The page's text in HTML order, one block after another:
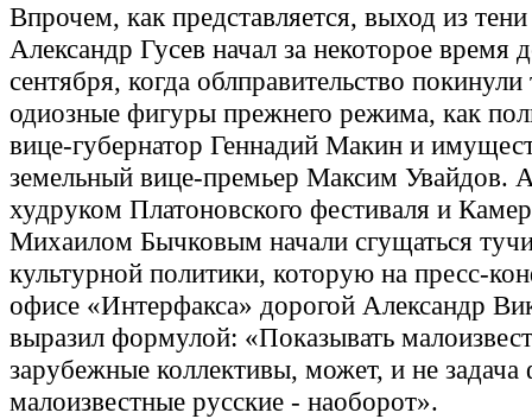
Впрочем, как представляется, выход из
Александр Гусев начал за некоторое время
сентября, когда облправительство покинули
одиозные фигуры прежнего режима, как
вице-губернатор Геннадий Макин и
земельный вице-премьер Максим Увайдов.
худруком Платоновского фестиваля и
Михаилом Бычковым начали сгущаться
культурной политики, которую на пресс-
офисе «Интерфакса» дорогой Александр
выразил формулой: «Показывать
зарубежные коллективы, может, и не задача
малоизвестные русские - наоборот».